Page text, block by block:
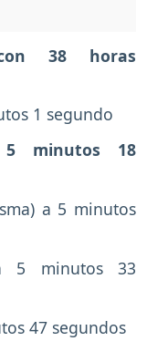
38 horas
1 segundo
5 minutos 18
a 5 minutos
5 minutos 33
47 segundos